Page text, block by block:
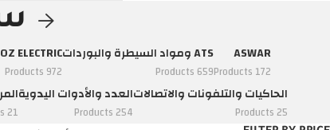
ASWAR
172 Products
ATS ومواد السيطرة والبوردات
659 Products
ELECTRIC
972 Products
الحاكيات والتلفونات والاتصالات
25 Products
العدد والأدوات اليدوية
254 Products
21 Products